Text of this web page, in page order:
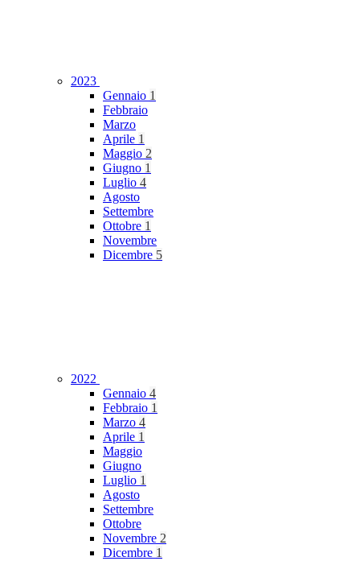
2023
Gennaio 1
Febbraio
Marzo
Aprile 1
Maggio 2
Giugno 1
Luglio 4
Agosto
Settembre
Ottobre 1
Novembre
Dicembre 5
2022
Gennaio 4
Febbraio 1
Marzo 4
Aprile 1
Maggio
Giugno
Luglio 1
Agosto
Settembre
Ottobre
Novembre 2
Dicembre 1